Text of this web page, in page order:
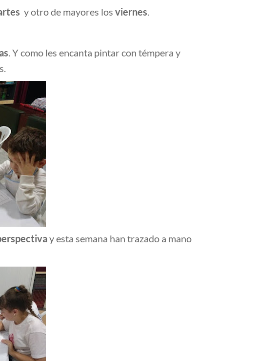
y otro de mayores los viernes.
. Y como les encanta pintar con témpera y
y esta semana han trazado a mano